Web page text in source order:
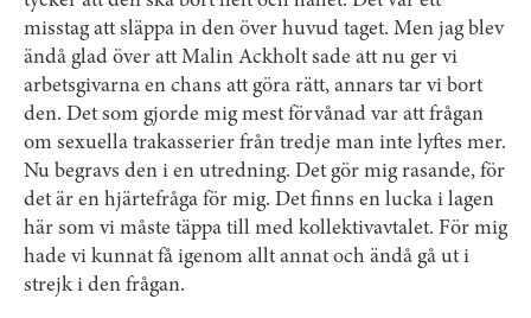
misstag att släppa in den över huvud taget. Men jag blev
ändå glad över att Malin Ackholt sade att nu ger vi
arbetsgivarna en chans att göra rätt, annars tar vi bort
den. Det som gjorde mig mest förvånad var att frågan
om sexuella trakasserier från tredje man inte lyftes mer.
Nu begravs den i en utredning. Det gör mig rasande, för
det är en hjärtefråga för mig. Det finns en lucka i lagen
här som vi måste täppa till med kollektivavtalet. För mig
hade vi kunnat få igenom allt annat och ändå gå ut i
strejk i den frågan.